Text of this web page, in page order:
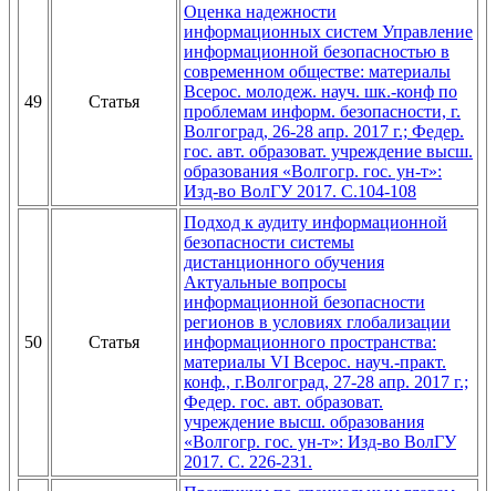
49 Статья
Оценка надежности
информационных систем Управление
информационной безопасностью в
современном обществе: материалы
Всерос. молодеж. науч. шк.-конф по
проблемам информ. безопасности, г.
Волгоград, 26-28 апр. 2017 г.; Федер.
гос. авт. образоват. учреждение высш.
образования «Волгогр. гос. ун-т»:
Изд-во ВолГУ 2017. С.104-108
50 Статья
Подход к аудиту информационной
безопасности системы
дистанционного обучения
Актуальные вопросы
информационной безопасности
регионов в условиях глобализации
информационного пространства:
материалы VI Всерос. науч.-практ.
конф., г.Волгоград, 27-28 апр. 2017 г.;
Федер. гос. авт. образоват.
учреждение высш. образования
«Волгогр. гос. ун-т»: Изд-во ВолГУ
2017. С. 226-231.